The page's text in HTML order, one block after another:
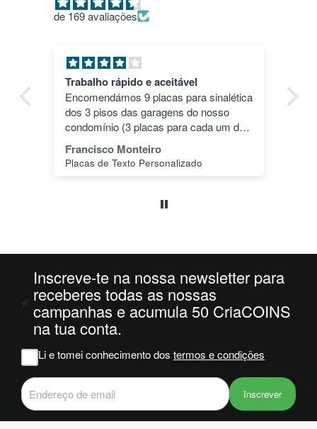
de 169 avaliações
do
Pla HD roxo
Top. Impressões correram às mil
maravilhas e a cor deu um toque
especial.
João Alves
Inscreve-te na nossa newsletter para
receberes todas as nossas
campanhas e acumula 50 CriaCOINS
na tua conta.
Li e tomei conhecimento dos termos e condições
Inscrever